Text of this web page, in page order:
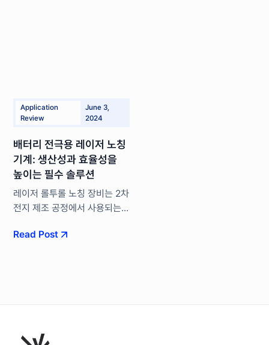
Application
Review
June 3,
2024
배터리 전극용 레이저 노칭
기계: 생산성과 효율성을
높이는 필수 솔루션
레이저 롤투롤 노칭 장비는 2차
전지 제조 공정에서 사용되는
레이저를 이용하여 이차전지의
발생하는 열 손실을
Read Post